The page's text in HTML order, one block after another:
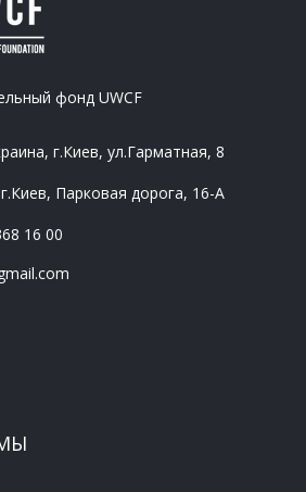
фонд UWCF
г.Киев, ул.Гарматная, 8
Парковая дорога, 16-А
16 00